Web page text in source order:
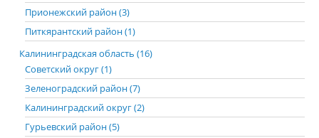
Прионежский район (3)
Питкярантский район (1)
Калининградская область (16)
Советский округ (1)
Зеленоградский район (7)
Калининградский округ (2)
Гурьевский район (5)